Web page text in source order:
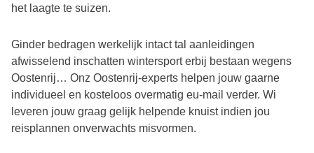
het laagte te suizen.
Ginder bedragen werkelijk intact tal aanleidingen
afwisselend inschatten wintersport erbij bestaan wegens
Oostenrij… Onz Oostenrij-experts helpen jouw gaarne
individueel en kosteloos overmatig eu-mail verder. Wi
leveren jouw graag gelijk helpende knuist indien jou
reisplannen onverwachts misvormen.